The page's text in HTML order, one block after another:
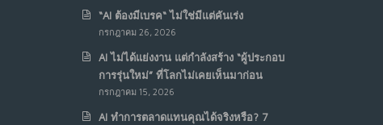
“AI ต้องมีเบรค“ ไม่ใช่มีแต่คันเร่ง
กรกฎาคม 26, 2026
AI ไม่ได้แย่งงาน แต่กำลังสร้าง “ผู้ประกอบ
การรุ่นใหม่” ที่โลกไม่เคยเห็นมาก่อน
กรกฎาคม 15, 2026
AI ทำการตลาดแทนคุณได้จริงหรือ? 7